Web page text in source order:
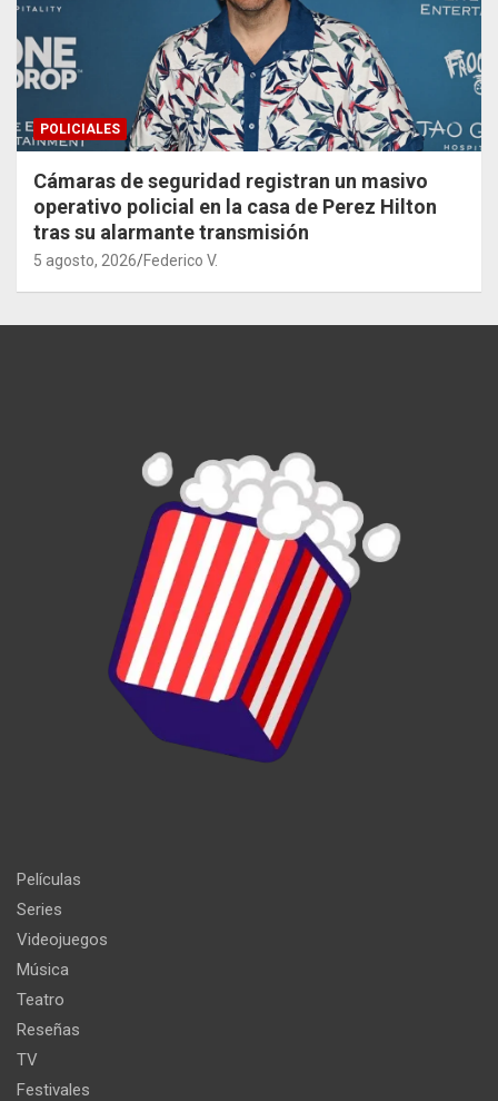
POLICIALES
Cámaras de seguridad registran un masivo
operativo policial en la casa de Perez Hilton
tras su alarmante transmisión
5 agosto, 2026 Federico V.
Películas
Series
Videojuegos
Música
Teatro
Reseñas
TV
Festivales